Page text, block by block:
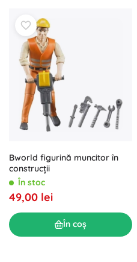
Bworld figurină muncitor în
construcții
În stoc
49,00 lei
În coș